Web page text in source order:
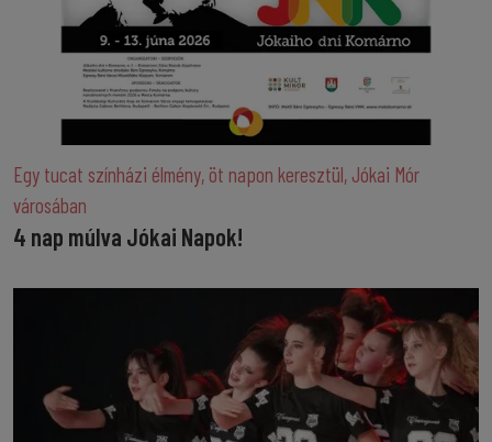
Egy tucat színházi élmény, öt napon keresztül, Jókai Mór
városában
4 nap múlva Jókai Napok!